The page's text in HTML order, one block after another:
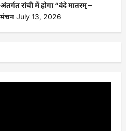
रांची में होगा “वंदे मातरम् –
मंचन July 13, 2026